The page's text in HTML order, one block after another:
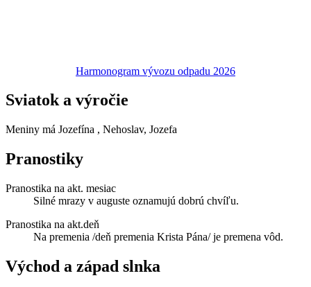
Harmonogram vývozu odpadu 2026
Sviatok a výročie
Meniny má Jozefína , Nehoslav, Jozefa
Pranostiky
Pranostika na akt. mesiac
Silné mrazy v auguste oznamujú dobrú chvíľu.
Pranostika na akt.deň
Na premenia /deň premenia Krista Pána/ je premena vôd.
Východ a západ slnka